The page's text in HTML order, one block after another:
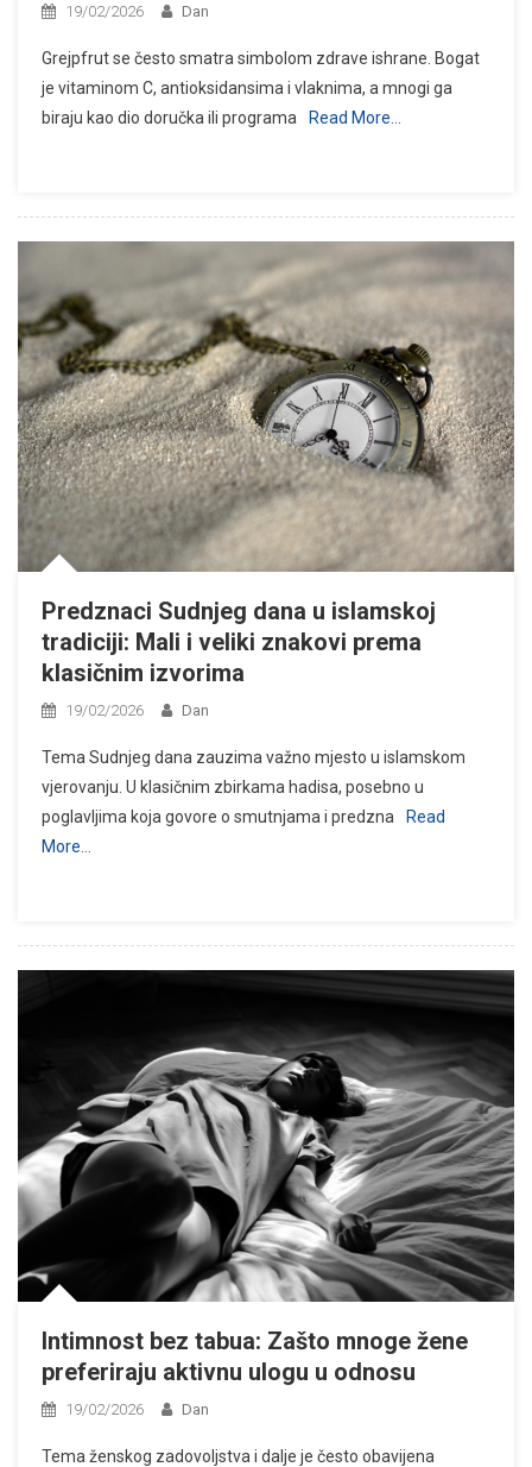
19/02/2026 Dan
Grejpfrut se često smatra simbolom zdrave ishrane. Bogat
je vitaminom C, antioksidansima i vlaknima, a mnogi ga
biraju kao dio doručka ili programa
Read More…
Predznaci Sudnjeg dana u islamskoj
tradiciji: Mali i veliki znakovi prema
klasičnim izvorima
19/02/2026 Dan
Tema Sudnjeg dana zauzima važno mjesto u islamskom
vjerovanju. U klasičnim zbirkama hadisa, posebno u
poglavljima koja govore o smutnjama i predzna
Read
More…
Intimnost bez tabua: Zašto mnoge žene
preferiraju aktivnu ulogu u odnosu
19/02/2026 Dan
Tema ženskog zadovoljstva i dalje je često obavijena